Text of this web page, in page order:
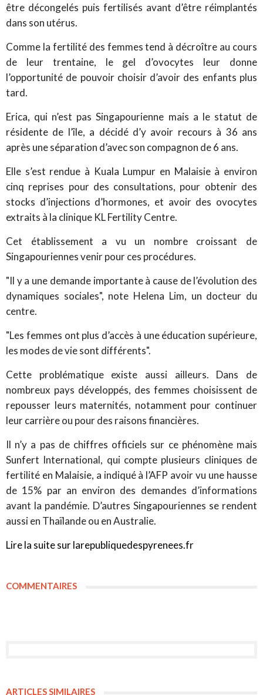
être décongelés puis fertilisés avant d’être réimplantés
dans son utérus.
Comme la fertilité des femmes tend à décroître au cours
de leur trentaine, le gel d’ovocytes leur donne
l’opportunité de pouvoir choisir d’avoir des enfants plus
tard.
Erica, qui n’est pas Singapourienne mais a le statut de
résidente de l’île, a décidé d’y avoir recours à 36 ans
après une séparation d’avec son compagnon de 6 ans.
Elle s’est rendue à Kuala Lumpur en Malaisie à environ
cinq reprises pour des consultations, pour obtenir des
stocks d’injections d’hormones, et avoir des ovocytes
extraits à la clinique KL Fertility Centre.
Cet établissement a vu un nombre croissant de
Singapouriennes venir pour ces procédures.
"Il y a une demande importante à cause de l’évolution des
dynamiques sociales", note Helena Lim, un docteur du
centre.
"Les femmes ont plus d’accès à une éducation supérieure,
les modes de vie sont différents".
Cette problématique existe aussi ailleurs. Dans de
nombreux pays développés, des femmes choisissent de
repousser leurs maternités, notamment pour continuer
leur carrière ou pour des raisons financières.
Il n’y a pas de chiffres officiels sur ce phénomène mais
Sunfert International, qui compte plusieurs cliniques de
fertilité en Malaisie, a indiqué à l’AFP avoir vu une hausse
de 15% par an environ des demandes d’informations
avant la pandémie. D’autres Singapouriennes se rendent
aussi en Thaïlande ou en Australie.
Lire la suite sur larepubliquedespyrenees.fr
COMMENTAIRES
ARTICLES SIMILAIRES